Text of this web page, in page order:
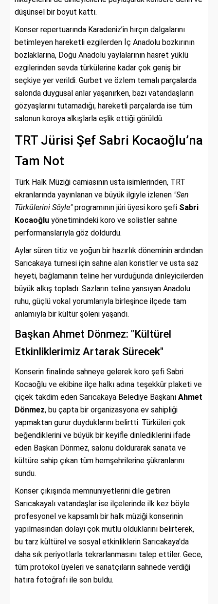
düşünsel bir boyut kattı.
Konser repertuarında Karadeniz’in hırçın dalgalarını
betimleyen hareketli ezgilerden İç Anadolu bozkırının
bozlaklarına, Doğu Anadolu yaylalarının hasret yüklü
ezgilerinden sevda türkülerine kadar çok geniş bir
seçkiye yer verildi. Gurbet ve özlem temalı parçalarda
salonda duygusal anlar yaşanırken, bazı vatandaşların
gözyaşlarını tutamadığı, hareketli parçalarda ise tüm
salonun koroya alkışlarla eşlik ettiği görüldü.
TRT Jürisi Şef Sabri Kocaoğlu’na
Tam Not
Türk Halk Müziği camiasının usta isimlerinden, TRT
ekranlarında yayınlanan ve büyük ilgiyle izlenen "Sen
Türkülerini Söyle"programının jüri üyesi koro şefi Sabri
Kocaoğlu yönetimindeki koro ve solistler sahne
performanslarıyla göz doldurdu.
Aylar süren titiz ve yoğun bir hazırlık döneminin ardından
Sarıcakaya turnesi için sahne alan koristler ve usta saz
heyeti, bağlamanın teline her vurduğunda dinleyicilerden
büyük alkış topladı. Sazların teline yansıyan Anadolu
ruhu, güçlü vokal yorumlarıyla birleşince ilçede tam
anlamıyla bir kültür şöleni yaşandı.
Başkan Ahmet Dönmez: "Kültürel
Etkinliklerimiz Artarak Sürecek"
Konserin finalinde sahneye gelerek koro şefi Sabri
Kocaoğlu ve ekibine ilçe halkı adına teşekkür plaketi ve
çiçek takdim eden Sarıcakaya Belediye Başkanı Ahmet
Dönmez, bu çapta bir organizasyona ev sahipliği
yapmaktan gurur duyduklarını belirtti. Türküleri çok
beğendiklerini ve büyük bir keyifle dinlediklerini ifade
eden Başkan Dönmez, salonu doldurarak sanata ve
kültüre sahip çıkan tüm hemşehrilerine şükranlarını
sundu.
Konser çıkışında memnuniyetlerini dile getiren
Sarıcakayalı vatandaşlar ise ilçelerinde ilk kez böyle
profesyonel ve kapsamlı bir halk müziği konserinin
yapılmasından dolayı çok mutlu olduklarını belirterek,
bu tarz kültürel ve sosyal etkinliklerin Sarıcakaya'da
daha sık periyotlarla tekrarlanmasını talep ettiler. Gece,
tüm protokol üyeleri ve sanatçıların sahnede verdiği
hatıra fotoğrafı ile son buldu.